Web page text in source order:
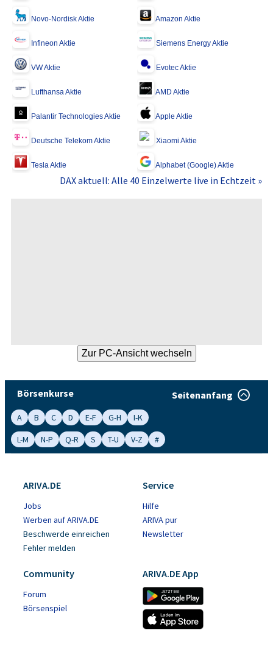
Novo-Nordisk Aktie Amazon Aktie
Infineon Aktie Siemens Energy Aktie
VW Aktie Evotec Aktie
Lufthansa Aktie AMD Aktie
Palantir Technologies Aktie Apple Aktie
Deutsche Telekom Aktie Xiaomi Aktie
Tesla Aktie Alphabet (Google) Aktie
DAX aktuell: Alle 40 Einzelwerte live in Echtzeit »
Börsenkurse Seitenanfang
A B C D E-F G-H
I-K
L-M
N-P Q-R S T-U V-Z #
ARIVA.DE
Jobs
Werben auf ARIVA.DE
Beschwerde einreichen
Fehler melden
Service
Hilfe
ARIVA pur
Newsletter
Community
Forum
Börsenspiel
ARIVA.DE App